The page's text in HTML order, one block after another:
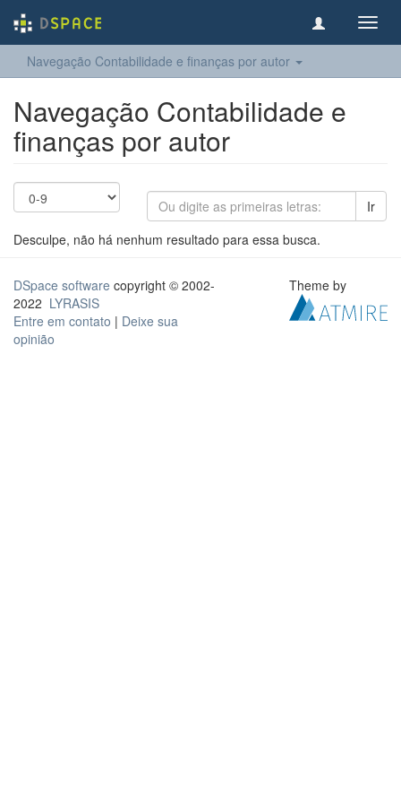
Navegação Contabilidade e finanças por autor
Navegação Contabilidade e
finanças por autor
Ir
Desculpe, não há nenhum resultado para essa busca.
DSpace software copyright © 2002-
2022 LYRASIS
Entre em contato | Deixe sua
opinião
Theme by